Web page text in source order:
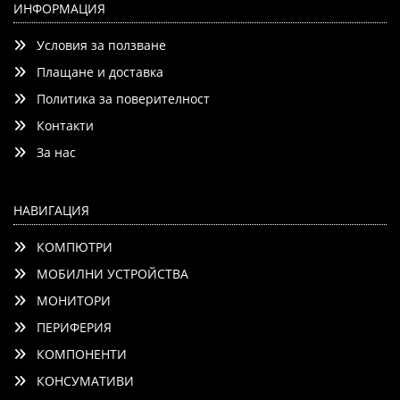
ТЪНЪК ДИЗАЙН. ИСТИНСКИ ЦВЕТОВЕ
Добави
ИНФОРМАЦИЯ
Условия за ползване
Плащане и доставка
Политика за поверителност
Контакти
За нас
НАВИГАЦИЯ
КОМПЮТРИ
МОБИЛНИ УСТРОЙСТВА
МОНИТОРИ
ПЕРИФЕРИЯ
КОМПОНЕНТИ
КОНСУМАТИВИ